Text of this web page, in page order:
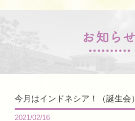
今月はインドネシア！（誕生会）
2021/02/16